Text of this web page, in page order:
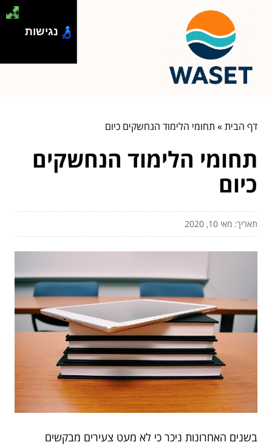
דף הבית» תחומי הלימוד הנחשקים כיום
תחומי הלימוד הנחשקים
כיום
תאריך: מאי 10, 2020
בשנים האחרונות ניכר כי לא מעט צעירים מבקשים
נגישות